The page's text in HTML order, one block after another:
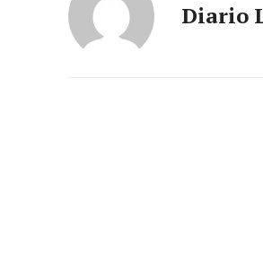
Diario